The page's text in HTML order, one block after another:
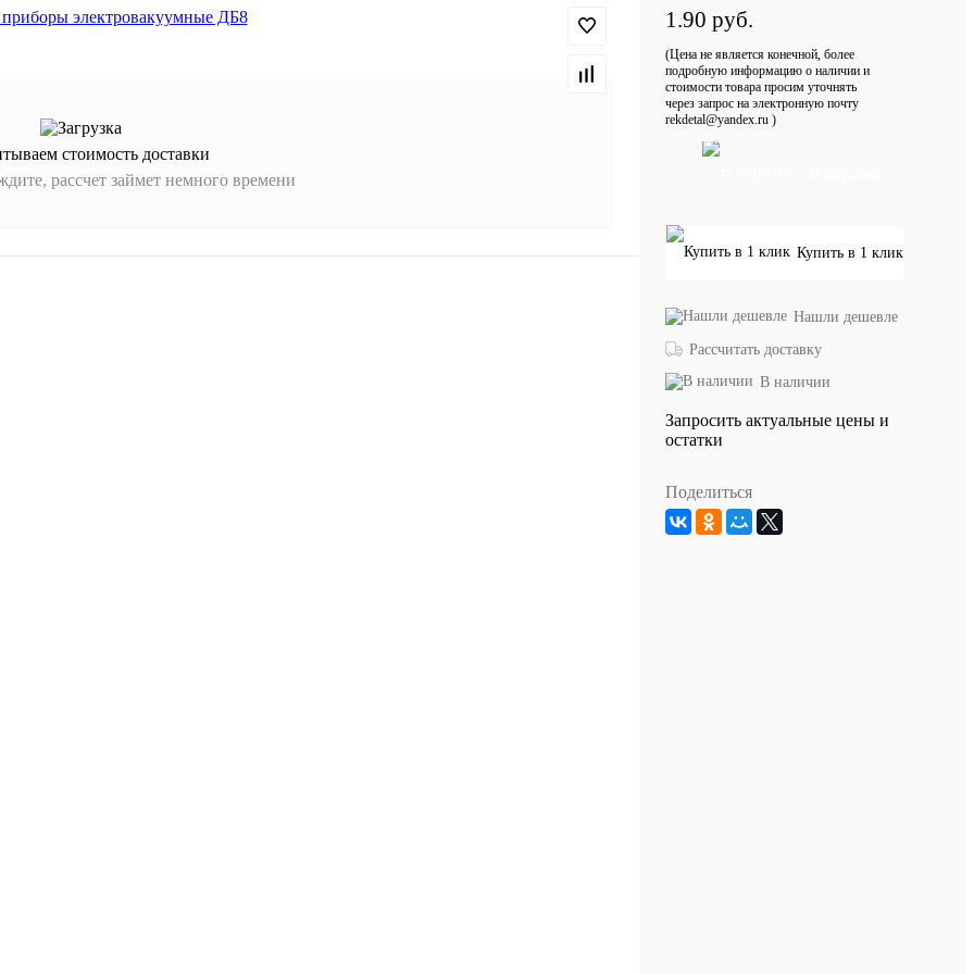
стоимость доставки
рассчет займет немного времени
1.90 руб.
(Цена не является конечной, более
подробную информацию о наличии и
стоимости товара просим уточнять
через запрос на электронную почту
rekdetal@yandex.ru )
Купить в 1 клик
Нашли дешевле
Рассчитать доставку
В наличии
Запросить актуальные цены и
остатки
Поделиться